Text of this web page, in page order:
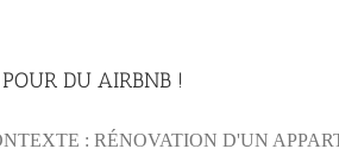
DU AIRBNB !
: RÉNOVATION D'UN